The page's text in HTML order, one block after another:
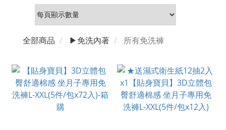
全部商品 ▶免洗內著 所有免洗褲